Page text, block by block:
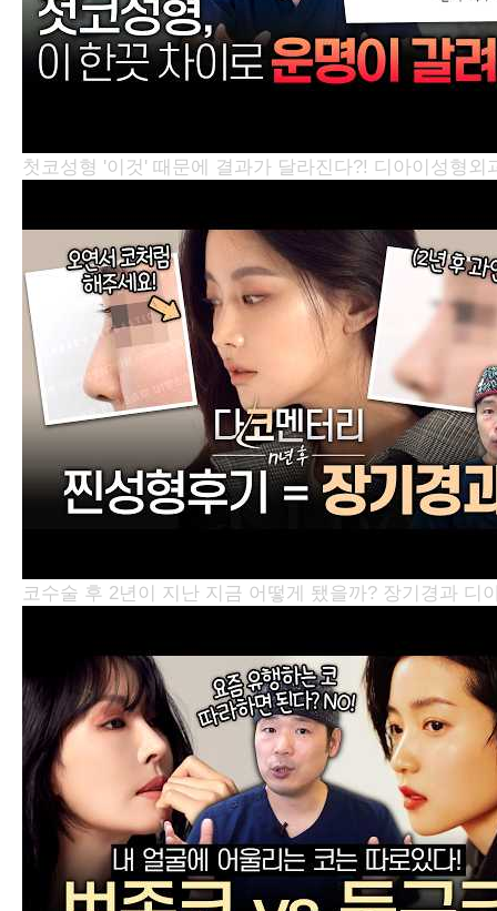
첫코성형 '이것' 때문에 결과가 달라진다?! 디아이성형외
코수술 후 2년이 지난 지금 어떻게 됐을까? 장기경과 디